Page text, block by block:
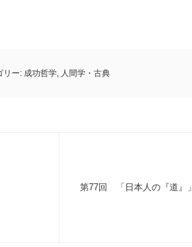
リー: 成功哲学, 人間学・古典
第77回 「日本人の『道』」